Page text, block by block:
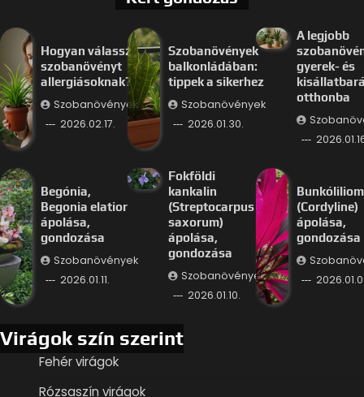
Hogyan válassz
szobanövényt
allergiásoknak?
Szobanövények
2026.02.17.
Szobanövények
balkonládában:
tippek a sikerhez
Szobanövények
2026.01.30.
A legjobb
gyerek- és
otthonba
Begónia,
Begonia elatior
ápolása,
gondozása
Szobanövények
2026.01.11.
Fokföldi
kankalin
(Streptocarpus
saxorum)
ápolása,
gondozása
Szobanövények
2026.01.10.
Bunkóliliom
(Cordyline)
ápolása,
gondozása
Virágok szín szerint
Fehér virágok
Rózsaszín virágok